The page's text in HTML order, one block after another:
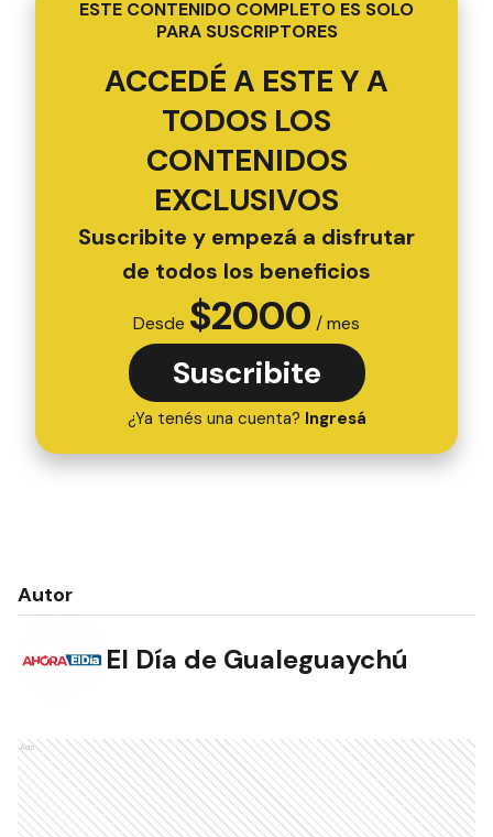
ESTE CONTENIDO COMPLETO ES SOLO
PARA SUSCRIPTORES
ACCEDÉ A ESTE Y A
TODOS LOS
CONTENIDOS
EXCLUSIVOS
Suscribite y empezá a disfrutar
de todos los beneficios
Desde $2000 / mes
Suscribite
¿Ya tenés una cuenta? Ingresá
Autor
El Día de Gualeguaychú
Ads